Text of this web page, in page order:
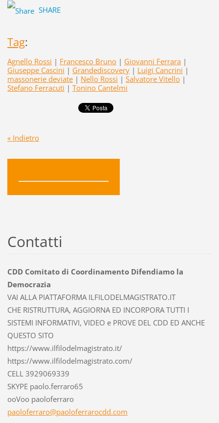
SHARE
Tag:
Agnello Rossi | Francesco Bruno | Giovanni Ferrara |
Giuseppe Cascini | Grandediscovery | Luigi Cancrini |
massonerie deviate | Nello Rossi | Salvatore Vitello |
Stefano Ferracuti | Tonino Cantelmi
« Indietro
Contatti
CDD Comitato di Coordinamento Difendiamo la
Democrazia
VAI ALLA PIATTAFORMA ILFILODELMAGISTRATO.IT
CHE RISTRUTTURA, AGGIORNA ED INCORPORA TUTTI I
SISTEMI INFORMATIVI, VIDEO e PROVE DEL CDD ED ANCHE
QUESTO SITO
https://www.ilfilodelmagistrato.it/
https://www.ilfilodelmagistrato.com/
CELL 3929069339
SKYPE paolo.ferraro65
ooVoo paoloferraro
paoloferraro@paoloferrarocdd.com